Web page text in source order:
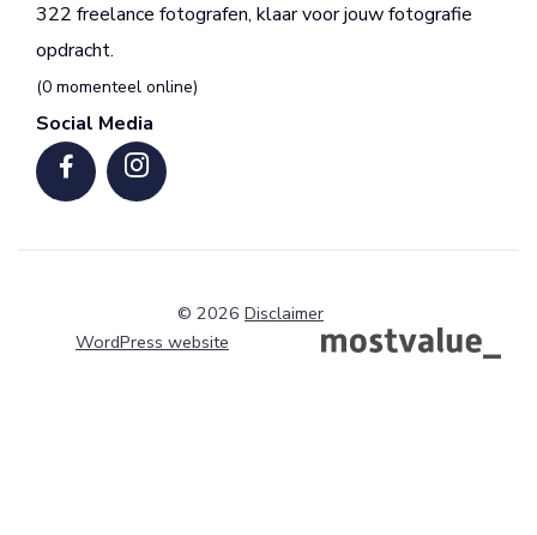
322 freelance fotografen, klaar voor jouw fotografie
opdracht.
(0 momenteel online)
Social Media
© 2026 Disclaimer
WordPress website